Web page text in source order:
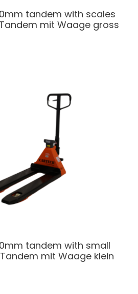
tandem with scales
Tandem mit Waage gross
tandem with small
Tandem mit Waage klein